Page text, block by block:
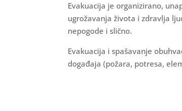
Evakuacija je organizirano,
ugrožavanja života i zdravlja
nepogode i slično.
Evakuacija i spašavanje
događaja (požara, potresa,